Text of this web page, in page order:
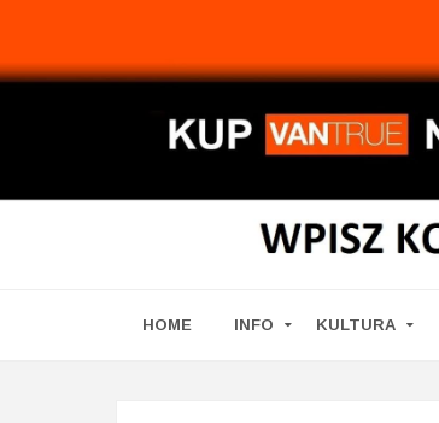
HOME INFO KULTURA